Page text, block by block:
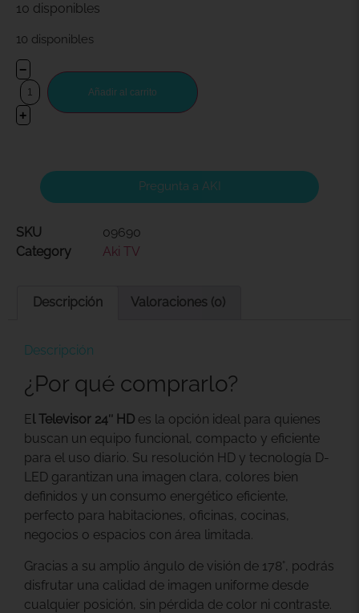
10 disponibles
10 disponibles
−
+
Añadir al carrito
Pregunta a AKI
SKU
09690
Category
Aki TV
Descripción Valoraciones (0)
Descripción
¿Por qué comprarlo?
E l Televisor 24″ HD es la opción ideal para quienes
buscan un equipo funcional, compacto y eficiente
para el uso diario. Su resolución HD y tecnología D-
LED garantizan una imagen clara, colores bien
definidos y un consumo energético eficiente,
perfecto para habitaciones, oficinas, cocinas,
negocios o espacios con área limitada.
Gracias a su amplio ángulo de visión de 178°, podrás
disfrutar una calidad de imagen uniforme desde
cualquier posición, sin pérdida de color ni contraste.